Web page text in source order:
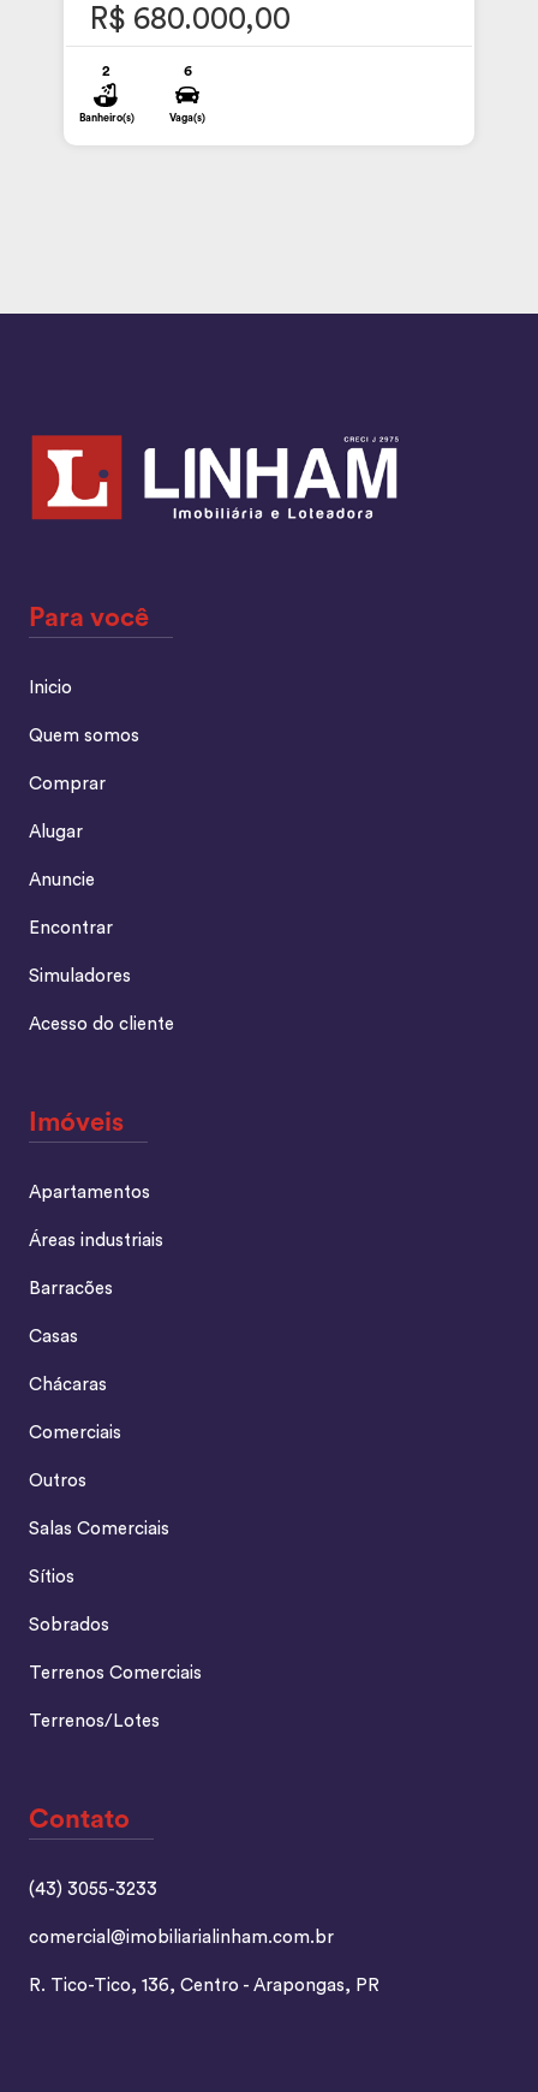
R$ 680.000,00
2
Banheiro(s)
6
Vaga(s)
Para você
Inicio
Quem somos
Comprar
Alugar
Anuncie
Encontrar
Simuladores
Acesso do cliente
Imóveis
Apartamentos
Áreas industriais
Barracões
Casas
Chácaras
Comerciais
Outros
Salas Comerciais
Sítios
Sobrados
Terrenos Comerciais
Terrenos/Lotes
Contato
(43) 3055-3233
comercial@imobiliarialinham.com.br
R. Tico-Tico, 136, Centro - Arapongas, PR